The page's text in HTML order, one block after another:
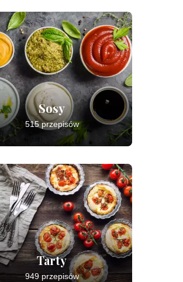
Sosy
515 przepisów
Tarty
949 przepisów